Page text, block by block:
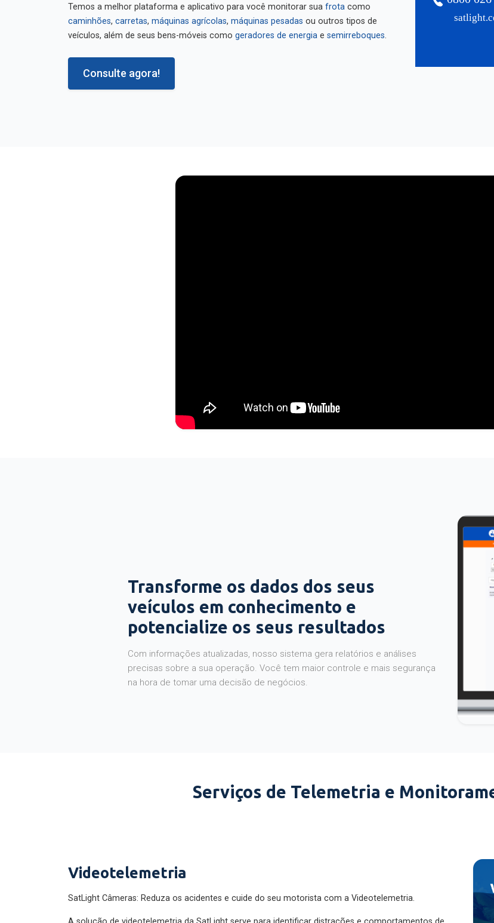
caminhões
máquinas agrícolas máquinas pesadas
ou outros tipos de
veículos, além de seus bens-móveis como
geradores de energia semirreboques
Consulte agora!
Transforme os dados dos seus
veículos em conhecimento e
potencialize os seus resultados
Com informações atualizadas, nosso sistema gera relatórios e análises
precisas sobre a sua operação. Você tem maior controle e mais segurança
na hora de tomar uma decisão de negócios.
Serviços de Telemetria e
Videotelemetria
SatLight Câmeras: Reduza os acidentes e cuide do seu motorista com a Videotelemetria.
A solução de videotelemetria da SatLight serve para identificar distrações e comportamentos de